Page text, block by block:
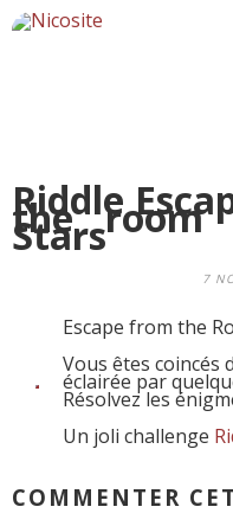
Riddle
the room
Stars
7
Escape from the
Vous êtes coincés
éclairée par
Résolvez les
Un joli challenge
COMMENTER